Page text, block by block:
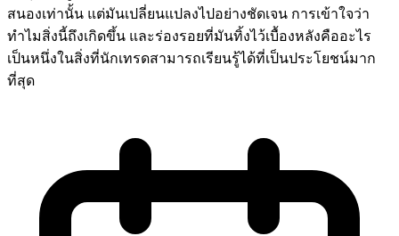
สนองเท่านั้น แต่มันเปลี่ยนแปลงไปอย่างชัดเจน การเข้าใจว่า
ทำไมสิ่งนี้ถึงเกิดขึ้น และร่องรอยที่มันทิ้งไว้เบื้องหลังคืออะไร
เป็นหนึ่งในสิ่งที่นักเทรดสามารถเรียนรู้ได้ที่เป็นประโยชน์มาก
ที่สุด